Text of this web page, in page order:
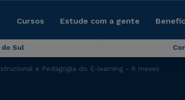
Cursos Estude com a gente
do Sul
e Pedagogia do E-learning - 6 meses